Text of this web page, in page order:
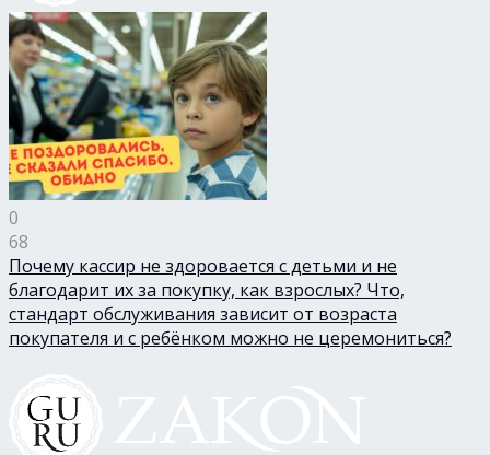
0
68
Почему кассир не здоровается с детьми и не
благодарит их за покупку, как взрослых? Что,
стандарт обслуживания зависит от возраста
покупателя и с ребёнком можно не церемониться?